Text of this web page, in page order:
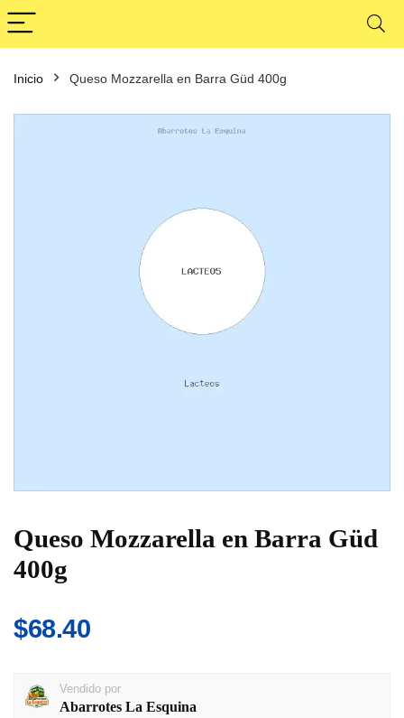
Inicio Queso Mozzarella en Barra Güd 400g
Queso Mozzarella en Barra Güd
400g
$68.40
Vendido por
Abarrotes La Esquina